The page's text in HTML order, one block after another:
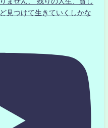
見つけて生きていくしかな